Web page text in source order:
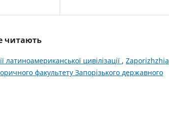
читають
цивілізації , Zaporizhzhia
факультету Запорізького державного